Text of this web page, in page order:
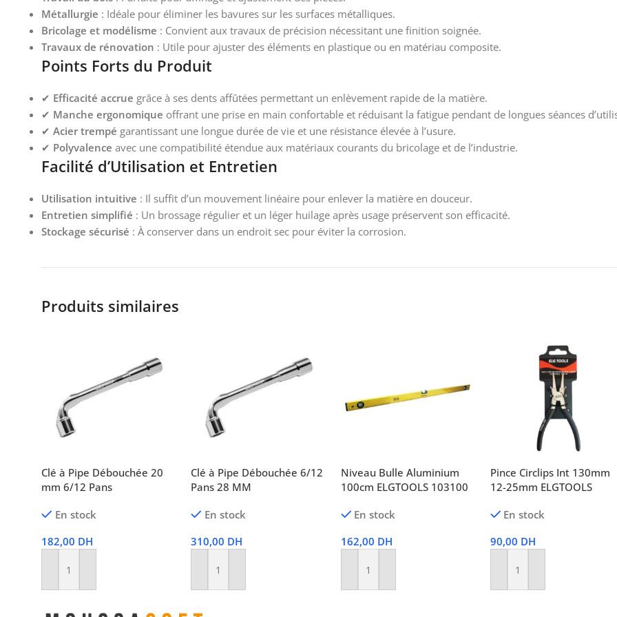
Métallurgie : Idéale pour éliminer les bavures sur les surfaces métalliques.
Bricolage et modélisme : Convient aux travaux de précision nécessitant une finition soignée.
Travaux de rénovation : Utile pour ajuster des éléments en plastique ou en matériau composite.
Points Forts du Produit
✔ Efficacité accrue grâce à ses dents affûtées permettant un enlèvement rapide de la matière.
✔ Manche ergonomique offrant une prise en main confortable et réduisant la fatigue pendant de longues séances
✔ Acier trempé garantissant une longue durée de vie et une résistance élevée à l’usure.
✔ Polyvalence avec une compatibilité étendue aux matériaux courants du bricolage et de l’industrie.
Facilité d’Utilisation et Entretien
Utilisation intuitive : Il suffit d’un mouvement linéaire pour enlever la matière en douceur.
Entretien simplifié : Un brossage régulier et un léger huilage après usage préservent son efficacité.
Stockage sécurisé : À conserver dans un endroit sec pour éviter la corrosion.
Produits similaires
Clé à Pipe Débouchée 20
mm 6/12 Pans
En stock
182,00 DH
Ajouter Au Panier
Clé à Pipe Débouchée 6/12
Pans 28 MM
En stock
310,00 DH
Ajouter Au Panier
Niveau Bulle Aluminium
100cm ELGTOOLS 103100
En stock
162,00 DH
Ajouter Au Panier
Pince Circlips Int 130mm
12-25mm ELGTOOLS
En stock
90,00 DH
Ajouter Au Panier